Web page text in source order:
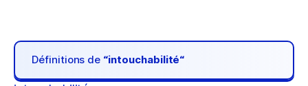
Définitions de “intouchabilité“